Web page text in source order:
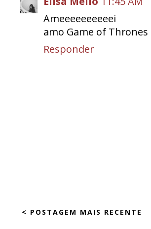
Ameeeeeeeeeei
amo Game of Thrones
Responder
< POSTAGEM MAIS RECENTE